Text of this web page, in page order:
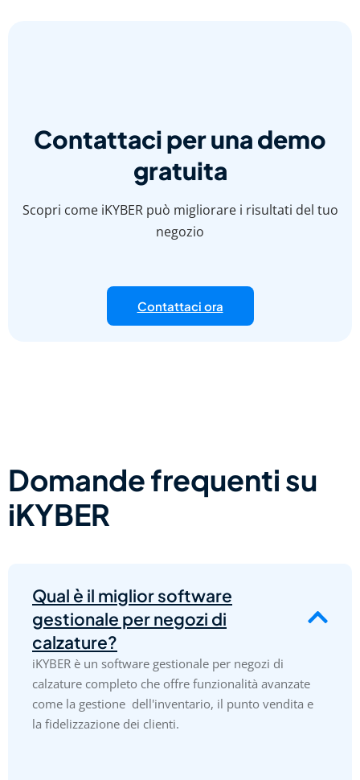
Contattaci per una demo
gratuita
Scopri come iKYBER può migliorare i risultati del tuo
negozio
Contattaci ora
Domande frequenti su
iKYBER
Qual è il miglior software
gestionale per negozi di
calzature?
iKYBER è un software gestionale per negozi di
calzature completo che offre funzionalità avanzate
come la gestione dell'inventario, il punto vendita e
la fidelizzazione dei clienti.